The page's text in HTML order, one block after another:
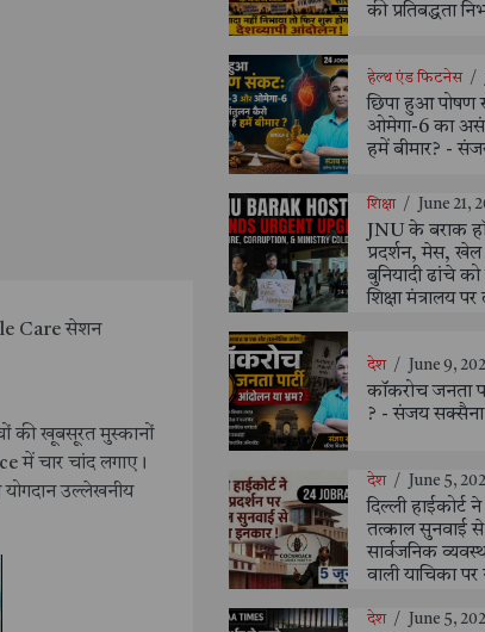
Care सेशन
की खूबसूरत मुस्कानों
में चार चांद लगाए।
उल्लेखनीय
की प्रतिबद्धता
हेल्थ एंड फिटनेस /
छिपा हुआ
ओमेगा-6 का
हमें बीमार? -
शिक्षा / June 21,
JNU के बराक
प्रदर्शन, मेस,
बुनियादी ढांचे
शिक्षा मंत्रालय
देश / June 9,
कॉकरोच जनता
? - संजय सक्सैना
देश / June 5,
दिल्ली हाईकोर्ट
तत्काल सुनवाई
सार्वजनिक
वाली याचिका पर
देश / June 5,